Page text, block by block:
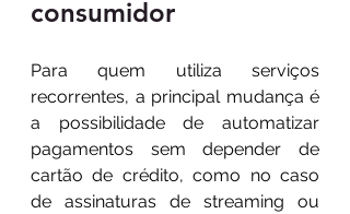
consumidor
Para quem utiliza serviços
recorrentes, a principal mudança é
a possibilidade de automatizar
pagamentos sem depender de
cartão de crédito, como no caso
de assinaturas de streaming ou